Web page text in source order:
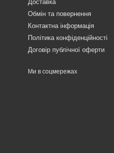
Доставка
Обмін та повернення
Контактна інформація
Політика конфіденційності
Договір публічної оферти
Ми в соцмережах